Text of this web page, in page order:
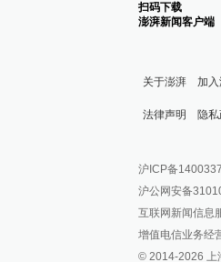
扫码下载
澎湃新闻客户端
关于澎湃 加
法律声明 隐
澎
澎
派
IP
报料邮箱:
沪ICP备
沪公网安备
互联网新闻信息
增值电信业务经
© 2014-2026 上